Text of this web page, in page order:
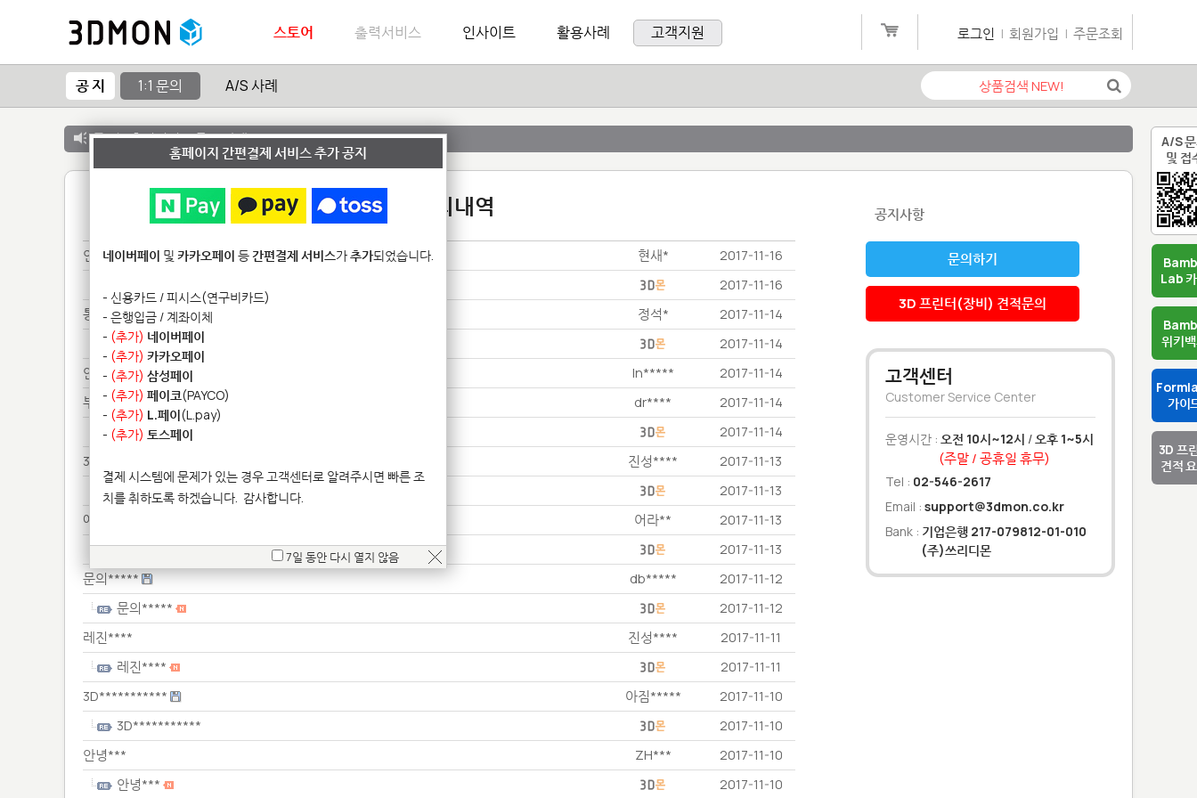
A/S
및 접
Lab
위키
가이
3D 프
견적
스토어 출력서비스 인사이트 활용사례 고객지원 로그인 | 회원가입 | 주문조회
공 지 1:1 문의 A/S 사례
공 지 :출력서비스 종료 안내
1:1 문의내역
연락************** 현새* 2017-11-16
2017-11-16
통장************************** 정석* 2017-11-14
통장************************** 2017-11-14
안녕**** In***** 2017-11-14
부품************* dr**** 2017-11-14
부품************* 2017-11-14
3d********* 진성**** 2017-11-13
3d********* 2017-11-13
에러*********** 어라** 2017-11-13
에러*********** 2017-11-13
문의***** db***** 2017-11-12
문의***** 2017-11-12
레진**** 진성**** 2017-11-11
레진**** 2017-11-11
3D*********** 아짐***** 2017-11-10
3D*********** 2017-11-10
안녕*** ZH*** 2017-11-10
안녕*** 2017-11-10
공지사항
문의하기
3D 프린터(장비) 견적문의
고객센터
Customer Service Center
운영시간 : 오전 10시~12시 /오후 1~5시
(주말 / 공휴일 휴무)
Tel : 02-546-2617
Email : support@3dmon.co.kr
Bank : 기업은행 217-079812-01-010
(주)쓰리디몬
홈페이지 간편결제 서비스 추가 공지
네이버페이 및 카카오페이 등간편결제 서비스가추가되었습니다.
- 신용카드 / 피시스(연구비카드)
- 은행입금 / 계좌이체
- (추가) 네이버페이
- (추가) 카카오페이
- (추가) 삼성페이
- (추가) 페이코(PAYCO)
- (추가) L.페이(L.pay)
- (추가) 토스페이
결제 시스템에 문제가 있는 경우 고객센터로 알려주시면 빠른 조
치를 취하도록 하겠습니다. 감사합니다.
7일 동안 다시 열지 않음